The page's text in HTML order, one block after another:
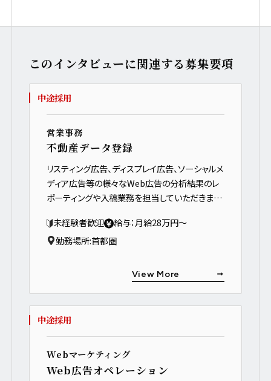
このインタビューに関連する募集要項
中途採用
営業事務
不動産データ登録
リスティング広告、ディスプレイ広告、ソーシャルメ
ディア広告等の様々なWeb広告の分析結果のレ
ポーティングや入稿業務を担当していただきま
未経験者歓迎
給与：月給28万円～
勤務場所:首都圏
View More
中途採用
Webマーケティング
Web広告オペレーション